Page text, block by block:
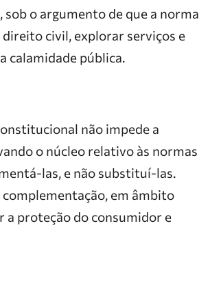
o argumento de que a norma
civil, explorar serviços e
calamidade pública.
não impede a
o núcleo relativo às normas
las, e não substituí-las.
complementação, em âmbito
a proteção do consumidor e